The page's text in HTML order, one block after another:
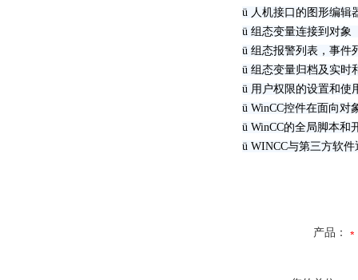
ü 人机接口的图形编辑
ü 组态变量连接到对象
ü 组态报警列表，事件
ü 组态变量归档及实时
ü 用户权限的设置和使
ü WinCC控件在面向对
ü WinCC的全局脚本和
ü WINCC与第三方软
产品：